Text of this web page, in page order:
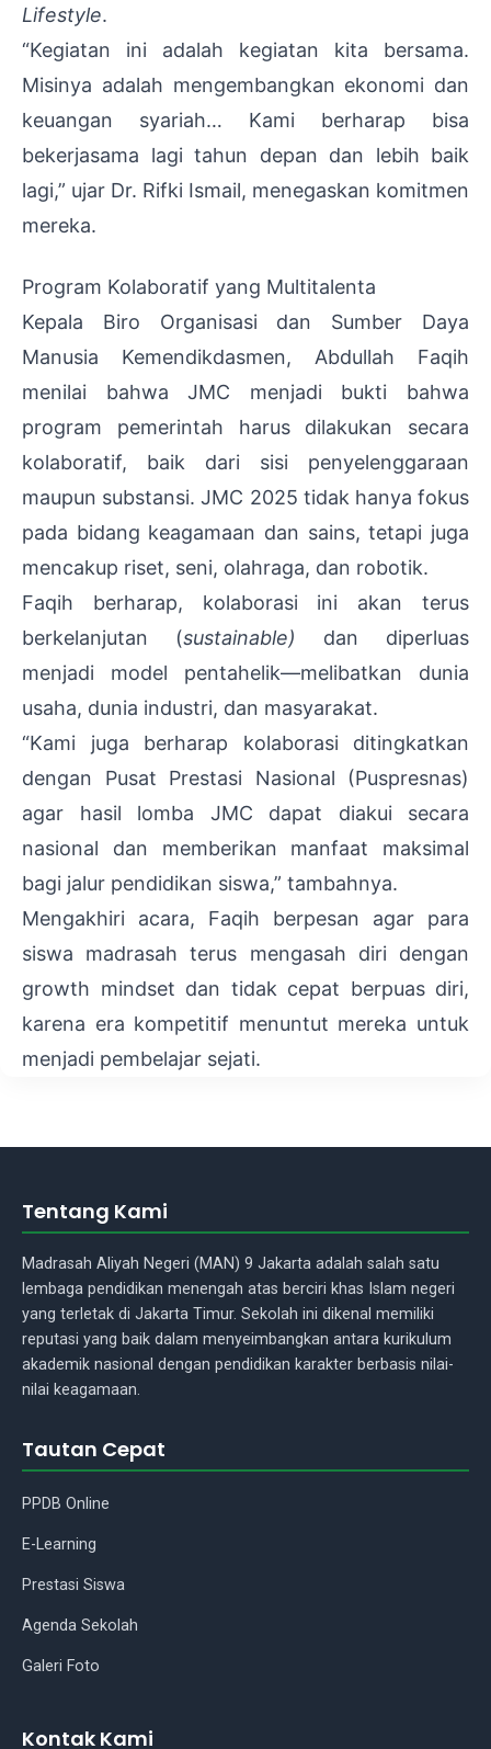
Lifestyle.
“Kegiatan ini adalah kegiatan kita bersama.
Misinya adalah mengembangkan ekonomi dan
keuangan syariah… Kami berharap bisa
bekerjasama lagi tahun depan dan lebih baik
lagi,” ujar Dr. Rifki Ismail, menegaskan komitmen
mereka.
Program Kolaboratif yang Multitalenta
Kepala Biro Organisasi dan Sumber Daya
Manusia Kemendikdasmen, Abdullah Faqih
menilai bahwa JMC menjadi bukti bahwa
program pemerintah harus dilakukan secara
kolaboratif, baik dari sisi penyelenggaraan
maupun substansi. JMC 2025 tidak hanya fokus
pada bidang keagamaan dan sains, tetapi juga
mencakup riset, seni, olahraga, dan robotik.
Faqih berharap, kolaborasi ini akan terus
berkelanjutan (sustainable) dan diperluas
menjadi model pentahelik—melibatkan dunia
usaha, dunia industri, dan masyarakat.
“Kami juga berharap kolaborasi ditingkatkan
dengan Pusat Prestasi Nasional (Puspresnas)
agar hasil lomba JMC dapat diakui secara
nasional dan memberikan manfaat maksimal
bagi jalur pendidikan siswa,” tambahnya.
Mengakhiri acara, Faqih berpesan agar para
siswa madrasah terus mengasah diri dengan
growth mindset dan tidak cepat berpuas diri,
karena era kompetitif menuntut mereka untuk
menjadi pembelajar sejati.
Tentang Kami
Madrasah Aliyah Negeri (MAN) 9 Jakarta adalah salah satu
lembaga pendidikan menengah atas berciri khas Islam negeri
yang terletak di Jakarta Timur. Sekolah ini dikenal memiliki
reputasi yang baik dalam menyeimbangkan antara kurikulum
akademik nasional dengan pendidikan karakter berbasis nilai-
nilai keagamaan.
Tautan Cepat
PPDB Online
E-Learning
Prestasi Siswa
Agenda Sekolah
Galeri Foto
Kontak Kami
Asisten Madrasah